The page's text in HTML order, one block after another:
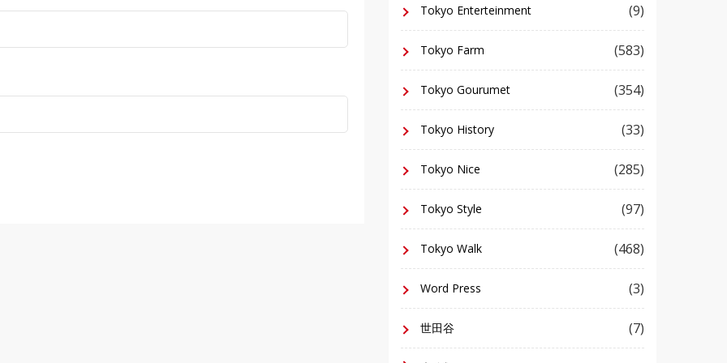
Tokyo Enterteinment (9)
Tokyo Farm (583)
Tokyo Gourumet (354)
Tokyo History (33)
Tokyo Nice (285)
Tokyo Style (97)
Tokyo Walk (468)
Word Press (3)
世田谷 (7)